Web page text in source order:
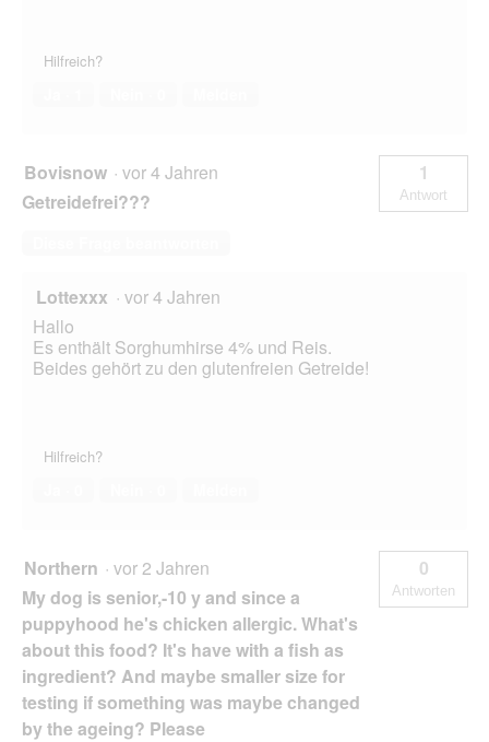
Hilfreich?
Bovisnow · vor 4 Jahren
Getreidefrei???
1
Antwort
Lottexxx · vor 4 Jahren
Hallo
Es enthält Sorghumhirse 4% und Reis.
Beides gehört zu den glutenfreien Getreide!
Hilfreich?
Northern · vor 2 Jahren
My dog is senior,-10 y and since a
puppyhood he's chicken allergic. What's
about this food? It's have with a fish as
ingredient? And maybe smaller size for
testing if something was maybe changed
by the ageing? Please
0
Antworten